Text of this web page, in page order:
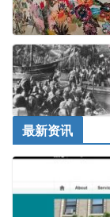
最新资讯